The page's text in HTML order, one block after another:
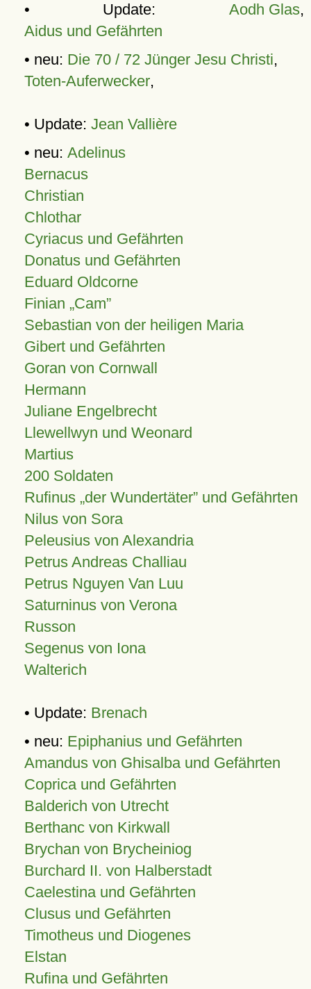
• Update: Aodh Glas,
Aidus und Gefährten
• neu: Die 70 / 72 Jünger Jesu Christi,
Toten-Auferwecker,
• Update: Jean Vallière
• neu: Adelinus
Bernacus
Christian
Chlothar
Cyriacus und Gefährten
Donatus und Gefährten
Eduard Oldcorne
Finian Cam
Sebastian von der heiligen Maria
Gibert und Gefährten
Goran von Cornwall
Hermann
Juliane Engelbrecht
Llewellwyn und Weonard
Martius
200 Soldaten
Rufinus „der Wundertäter” und Gefährten
Nilus von Sora
Peleusius von Alexandria
Petrus Andreas Challiau
Petrus Nguyen Van Luu
Saturninus von Verona
Russon
Segenus von Iona
Walterich
• Update: Brenach
• neu: Epiphanius und Gefährten
Amandus von Ghisalba und Gefährten
Coprica und Gefährten
Balderich von Utrecht
Berthanc von Kirkwall
Brychan von Brycheiniog
Burchard II. von Halberstadt
Caelestina und Gefährten
Clusus und Gefährten
Timotheus und Diogenes
Elstan
Rufina und Gefährten